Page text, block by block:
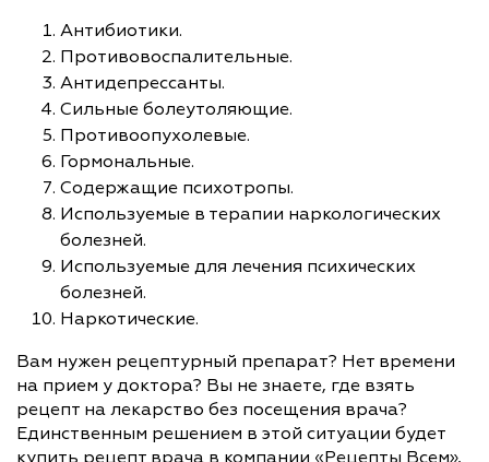
Антибиотики.
Противовоспалительные.
Антидепрессанты.
Сильные болеутоляющие.
Противоопухолевые.
Гормональные.
Содержащие психотропы.
Используемые в терапии наркологических
болезней.
Используемые для лечения психических
болезней.
Наркотические.
Вам нужен рецептурный препарат? Нет времени
на прием у доктора? Вы не знаете, где взять
рецепт на лекарство без посещения врача?
Единственным решением в этой ситуации будет
купить рецепт врача в компании «Рецепты Всем»,